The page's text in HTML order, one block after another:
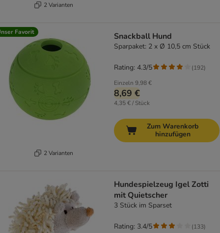
2 Varianten
Favorit
2 Varianten
Snackball Hund
Sparpaket: 2 x Ø 10,5 cm Stück
Einzeln 9,98 €
8,69 €
4,35 € / Stück
Rating: 4.3/5 (192)
Zum Warenkorb
hinzufügen
Hundespielzeug Igel Zotti
mit Quietscher
3 Stück im Sparset
Rating: 3.4/5 (133)